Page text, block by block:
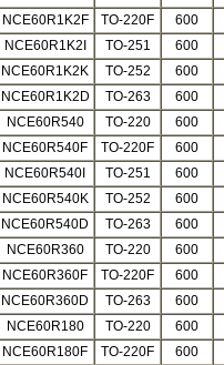
NCE60R1K2F
TO-220F 600
NCE60R1K2I
TO-251 600
NCE60R1K2K
TO-252 600
NCE60R1K2D
TO-263 600
NCE60R540
TO-220 600
NCE60R540F
TO-220F 600
NCE60R540I
TO-251 600
NCE60R540K
TO-252 600
NCE60R540D
TO-263 600
NCE60R360
TO-220 600
NCE60R360F
TO-220F 600
NCE60R360D
TO-263 600
NCE60R180
TO-220 600
NCE60R180F
TO-220F 600